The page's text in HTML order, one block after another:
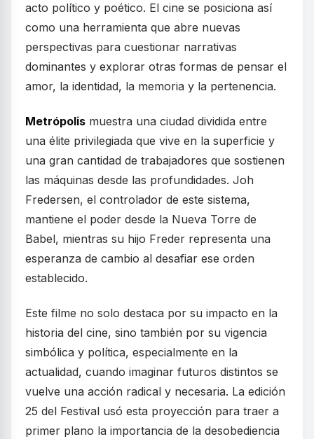
acto político y poético. El cine se posiciona así
como una herramienta que abre nuevas
perspectivas para cuestionar narrativas
dominantes y explorar otras formas de pensar el
amor, la identidad, la memoria y la pertenencia.
Metrópolis muestra una ciudad dividida entre
una élite privilegiada que vive en la superficie y
una gran cantidad de trabajadores que sostienen
las máquinas desde las profundidades. Joh
Fredersen, el controlador de este sistema,
mantiene el poder desde la Nueva Torre de
Babel, mientras su hijo Freder representa una
esperanza de cambio al desafiar ese orden
establecido.
Este filme no solo destaca por su impacto en la
historia del cine, sino también por su vigencia
simbólica y política, especialmente en la
actualidad, cuando imaginar futuros distintos se
vuelve una acción radical y necesaria. La edición
25 del Festival usó esta proyección para traer a
primer plano la importancia de la desobediencia